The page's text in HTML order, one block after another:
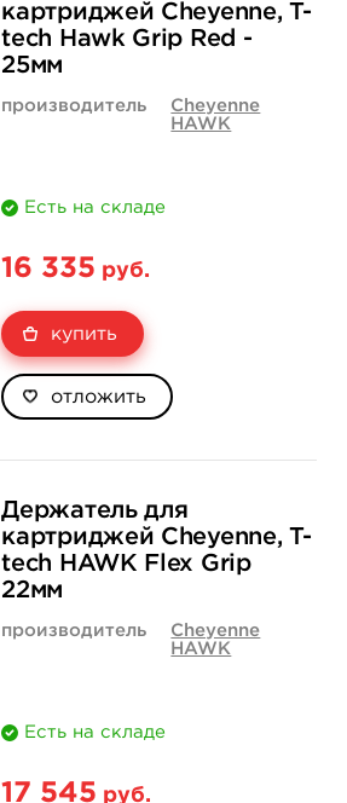
картриджей Cheyenne, T-
tech Hawk Grip Red -
25мм
производитель
Cheyenne
HAWK
Есть на складе
16 335 руб.
купить
отложить
Держатель для
картриджей Cheyenne, T-
tech HAWK Flex Grip
22мм
производитель
Cheyenne
HAWK
Есть на складе
17 545 руб.